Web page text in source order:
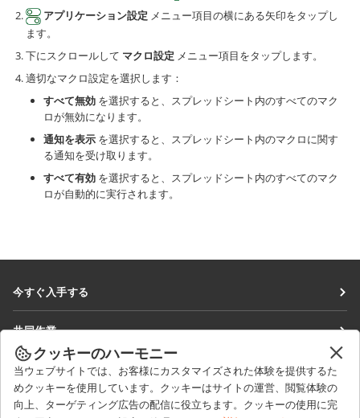
アプリケーション設定 メニュー項目の横にある矢印をタップし
ます。
下にスクロールして マクロ設定 メニュー項目をタップします。
適切なマクロ設定を選択します：
すべて無効 を選択すると、スプレッドシート内のすべてのマク
ロが無効になります。
通知を表示 を選択すると、スプレッドシート内のマクロに関す
る通知を受け取ります。
すべて有効 を選択すると、スプレッドシート内のすべてのマク
ロが自動的に実行されます。
今すぐ入手する
DocSpace
Workspace
コネクター
共同作業
貢献者向け
翻訳者向け
インフルエンサー向け
ニュースを見る
ブログ
ヘルプを得る
クッキーのハーモニー
当ウェブサイトでは、お客様にカスタマイズされた体験を提供するた
めクッキーを使用しています。クッキーはサイトの運営、閲覧体験の
向上、ターゲティング広告の配信に役立ちます。クッキーの使用に完